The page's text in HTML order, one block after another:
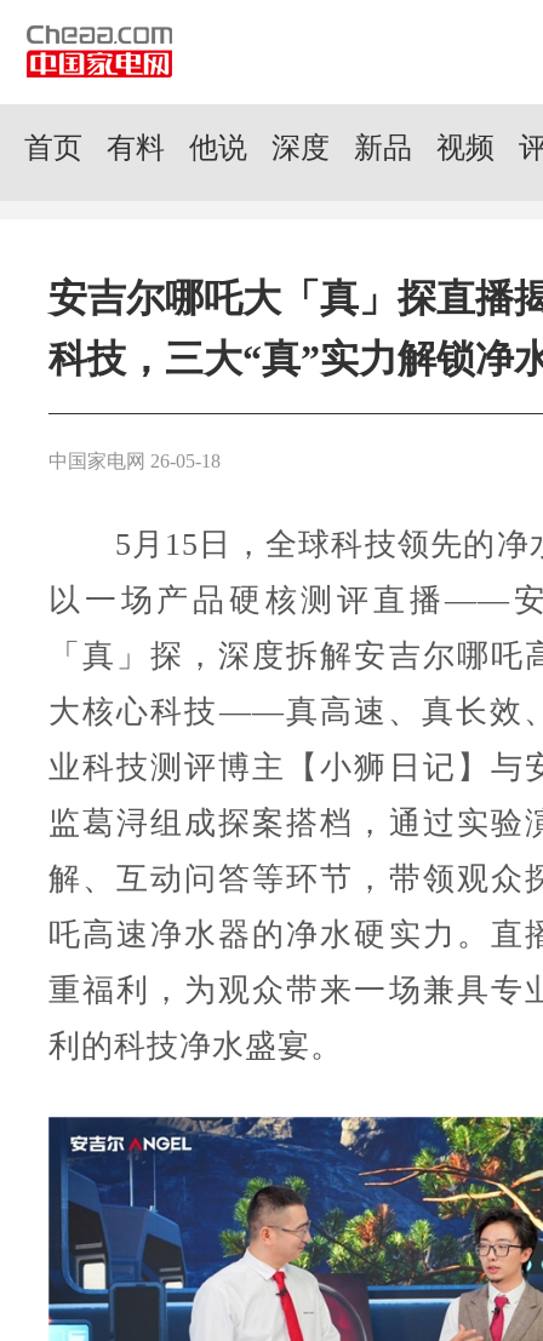
首页 有料 他说 深度 新品 视频
安吉尔哪吒大「真」探直播
科技，三大“真”实力解锁净
中国家电网 26-05-18
5月15日，全球科技领先的净
以一场产品硬核测评直播——
「真」探，深度拆解安吉尔哪吒
大核心科技——真高速、真长效
业科技测评博主【小狮日记】与
监葛浔组成探案搭档，通过实验
解、互动问答等环节，带领观众
吒高速净水器的净水硬实力。直
重福利，为观众带来一场兼具专
利的科技净水盛宴。